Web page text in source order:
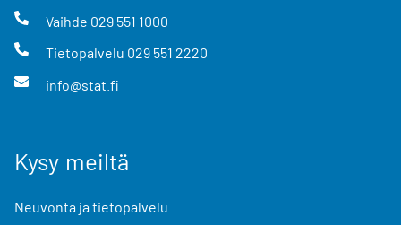
Vaihde 029 551 1000
Tietopalvelu 029 551 2220
info@stat.fi
Kysy meiltä
Neuvonta ja tietopalvelu